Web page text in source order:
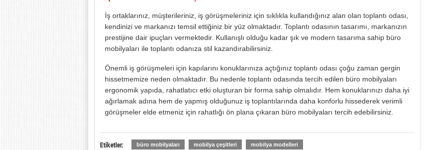
İş ortaklarınız, müşterileriniz, iş görüşmeleriniz için sıklıkla kullandığınız alan olan toplantı odası,
kendinizi ve markanızı temsil ettiğiniz bir yüz olmaktadır. Toplantı odasının tasarımı, markanızın
prestijine dair ipuçları vermektedir. Kullanışlı olduğu kadar şık ve modern tasarıma sahip büro
mobilyaları ile toplantı odanıza stil kazandırabilirsiniz.
Önemli iş görüşmeleri için kapılarını konuklarınıza açtığınız toplantı odası çoğu zaman gergin
hissetmemize neden olmaktadır. Bu nedenle toplantı odasında tercih edilen büro mobilyaları
ergonomik yapıda, rahatlatıcı etki oluşturan bir forma sahip olmalıdır. Hem konuklarınızı daha iyi
ağırlamak adına hem de yapmış olduğunuz iş toplantılarında daha konforlu hissederek verimli
görüşmeler elde etmeniz için rahatlığı ön plana çıkaran büro mobilyaları tercih edebilirsiniz.
Etiketler: büro mobilyaları mobilya çeşitleri mobilya modelleri